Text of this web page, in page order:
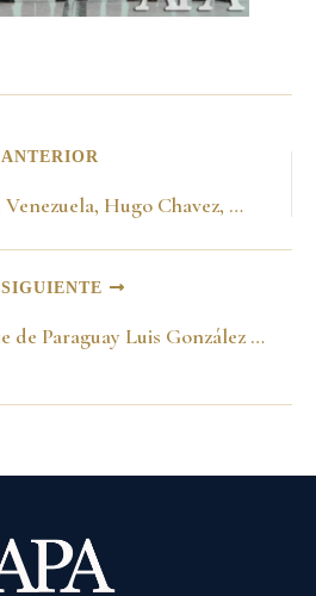
ANTERIOR
Con Presidentes de Venezuela, Hugo Chavez, Ecuador Gustavo Noboa y Bolivia Hugo Banzer y el primer Ministro del Perú Javier Perez de Cuellar en el Consejo Presidencial. Venezuela 23 de junio del 2001
SIGUIENTE
Con el Presidente de Paraguay Luis González Macchi. Asunción 5 de junio del 2001